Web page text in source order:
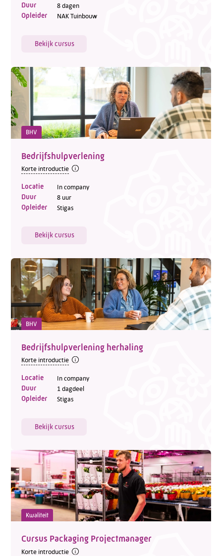
Duur 8 dagen
Opleider NAK Tuinbouw
Bekijk cursus
BHV
Bedrijfshulpverlening
Korte introductie
Locatie In company
Duur 8 uur
Opleider Stigas
Bekijk cursus
BHV
Bedrijfshulpverlening herhaling
Korte introductie
Locatie In company
Duur 1 dagdeel
Opleider Stigas
Bekijk cursus
Kwaliteit
Cursus Packaging Projectmanager
Korte introductie